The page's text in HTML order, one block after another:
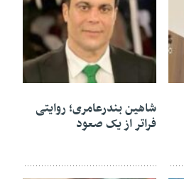
شاهین بندرعامری؛ روایتی
فراتر از یک صعود